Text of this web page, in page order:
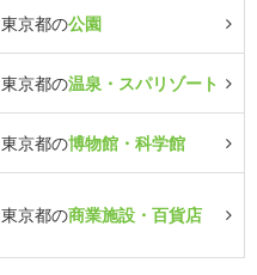
東京都の公園
東京都の温泉・スパリゾート
東京都の博物館・科学館
東京都の商業施設・百貨店